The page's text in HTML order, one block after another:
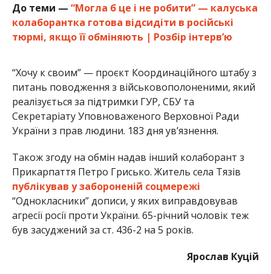
До теми — “Могла б це і не робити” — калуська
колаборантка готова відсидіти в російські
тюрмі, якщо її обміняють | Розбір інтерв’ю
“Хочу к своим” — проєкт Координаційного штабу з
питань поводження з військовополоненими, який
реалізується за підтримки ГУР, СБУ та
Секретаріату Уповноваженого Верховної Ради
України з прав людини. 183 дня ув’язнення.
Також згоду на обмін надав інший колаборант з
Прикарпаття Петро Грисько. Житель села Тязів
публікував у забороненій соцмережі
“Однокласники” дописи, у яких виправдовував
агресії росії проти України. 65-річний чоловік теж
був засуджений за ст. 436-2 на 5 років.
Ярослав Куцій